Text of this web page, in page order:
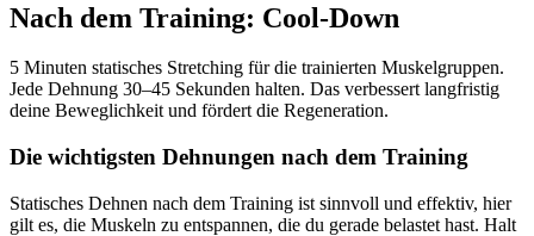
Nach dem Training: Cool-Down
5 Minuten statisches Stretching für die trainierten Muskelgruppen.
Jede Dehnung 30–45 Sekunden halten. Das verbessert langfristig
deine Beweglichkeit und fördert die Regeneration.
Die wichtigsten Dehnungen nach dem Training
Statisches Dehnen nach dem Training ist sinnvoll und effektiv, hier
gilt es, die Muskeln zu entspannen, die du gerade belastet hast. Halt